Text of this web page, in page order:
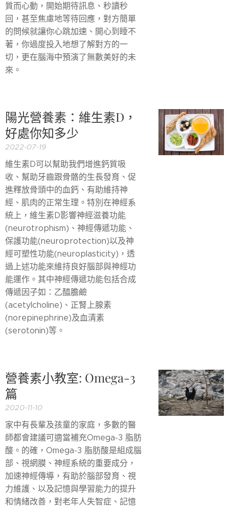
質而心動，開始期待訊息、秒讀秒
回，甚至焦慮地等待回應，對方簡單
的問候就讓你心跳加速、開心到睡不
著，你過度投入地想了解對方的一
切，更在腦海中預演了無數美好的未
來。
陽光營養素：維生素D，
好處你知多少
2022-07-19
維生素D可以幫助我們增進鈣質吸
收、幫助牙齒跟骨骼的生長發育、促
進釋放骨頭中的血鈣、有助維持神
經、肌肉的正常生理。 特別在神經系
統上，維生素D影響神經滋養功能
(neurotrophism)、神經傳遞功能、
保護功能(neuroprotection)以及神
經可塑性功能(neuroplasticity)，透
過上述功能來維持良好腦部與神經功
能運作。 其中神經傳遞功能包括合成
傳遞因子如：乙醯膽鹼
(acetylcholine)、正腎上腺素
(norepinephrine)及血清素
(serotonin)等。
營養素小教室: Omega-3
篇
2020-11-10
家中有長輩及孩童的家庭，多數的醫
師都會建議可適當補充Omega-3 脂肪
酸。的確，Omega-3 脂肪酸是組成腦
部、視網膜、神經系統的重要成分，
加速神經傳導，有助於腦部發育、視
力維護、以及記憶與學習能力的提升
和情緒改善，對老年人失智症、記憶